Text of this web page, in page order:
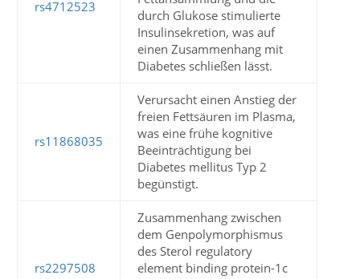
rs4712523
durch Glukose stimulierte
Insulinsekretion, was auf
einen Zusammenhang mit
Diabetes schließen lässt.
rs11868035
Verursacht einen Anstieg der
freien Fettsäuren im Plasma,
was eine frühe kognitive
Beeinträchtigung bei
Diabetes mellitus Typ 2
begünstigt.
rs2297508
Zusammenhang zwischen
dem Genpolymorphismus
des Sterol regulatory
element binding protein-1c